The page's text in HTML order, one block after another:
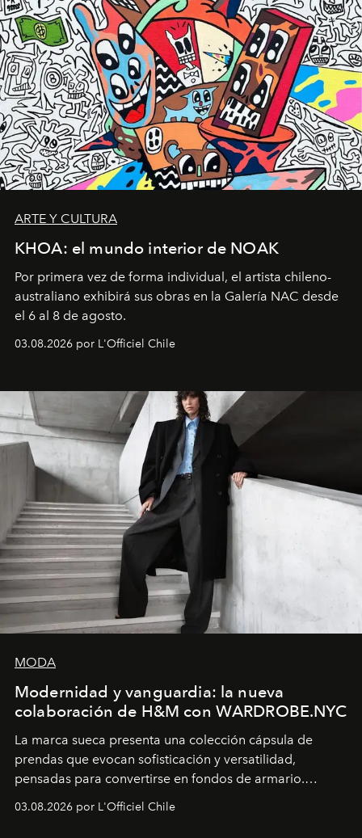
ARTE Y CULTURA
KHOA: el mundo interior de NOAK
Por primera vez de forma individual, el artista chileno-
australiano exhibirá sus obras en la Galería NAC desde
el 6 al 8 de agosto.
03.08.2026 por L'Officiel Chile
MODA
Modernidad y vanguardia: la nueva
colaboración de H&M con WARDROBE.NYC
La marca sueca presenta una colección cápsula de
prendas que evocan sofisticación y versatilidad,
pensadas para convertirse en fondos de armario.
Disponible en Chile desde el 6 de agosto.
03.08.2026 por L'Officiel Chile